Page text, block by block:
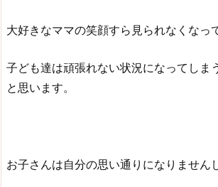
大好きなママの笑顔すら見られなくなっ
子ども達は頑張れない状況になってしま
と思います。
お子さんは自分の思い通りになりません